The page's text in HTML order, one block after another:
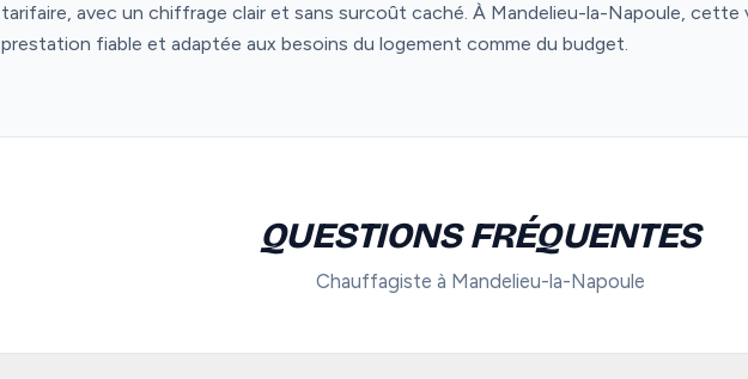
tarifaire, avec un chiffrage clair et sans surcoût caché. À Mandelieu-la-Napoule, cette
prestation fiable et adaptée aux besoins du logement comme du budget.
QUESTIONS FRÉQUENTES
Chauffagiste à Mandelieu-la-Napoule